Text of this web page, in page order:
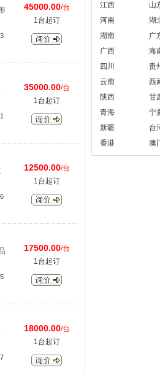
45000.00/台
1台起订
35000.00/台
1台起订
12500.00/台
1台起订
17500.00/台
1台起订
18000.00/台
1台起订
江西
山
河南
湖
湖南
广
广西
海
四川
贵
云南
西
陕西
甘
青海
宁
新疆
台
香港
澳